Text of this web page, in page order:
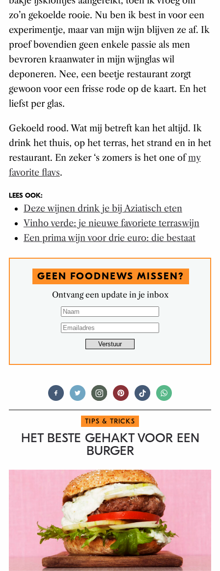
zo’n gekoelde rooie. Nu ben ik best in voor een
experimentje, maar van mijn wijn blijven ze af. Ik
proef bovendien geen enkele passie als men
bevroren kraanwater in mijn wijnglas wil
deponeren. Nee, een beetje restaurant zorgt
gewoon voor een frisse rode op de kaart. En het
liefst per glas.
Gekoeld rood. Wat mij betreft kan het altijd. Ik
drink het thuis, op het terras, het strand en in het
restaurant. En zeker ‘s zomers is het one ofmy
favorite flavs.
LEES OOK:
Deze wijnen drink je bij Aziatisch eten
Vinho verde: je nieuwe favoriete terraswijn
Een prima wijn voor drie euro: die bestaat
GEEN FOODNEWS MISSEN?
Ontvang een update in je inbox
TIPS & TRICKS
HET BESTE GEHAKT VOOR EEN
BURGER